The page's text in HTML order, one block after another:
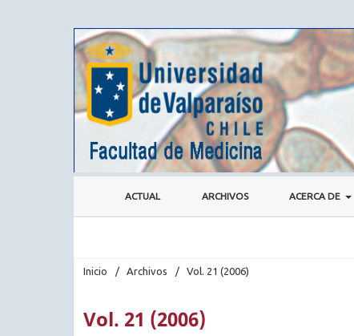
ACTUAL ARCHIVOS ACERCA DE
Inicio / Archivos / Vol. 21 (2006)
Vol. 21 (2006)